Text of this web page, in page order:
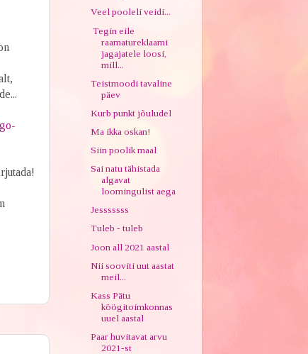
Veel pooleli veidi...
Tegin eile
raamatureklaami
jagajatele loosi,
mill...
Teistmoodi tavaline
päev
Kurb punkt jõuludel
Ma ikka oskan!
Siin poolik maal
Sai natu tähistada
algavat
loomingulist aega
Jesssssss
Tuleb - tuleb
Joon all 2021 aastal
Nii sooviti uut aastat
meil...
Kass Pätu
köögitoimkonnas
uuel aastal
Paar huvitavat arvu
2021-st